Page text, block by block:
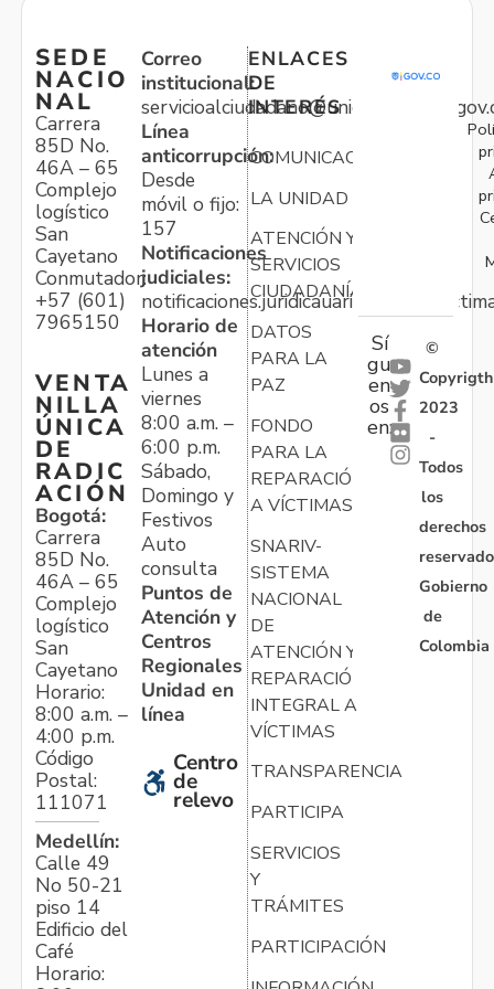
SEDE
NACIO
NAL
Carrera
85D No.
46A – 65
Complejo
logístico
San
Cayetano
Conmutador:
+57 (601)
7965150
VENTA
NILLA
ÚNICA
DE
RADIC
ACIÓN
Bogotá:
Carrera
85D No.
46A – 65
Complejo
logístico
San
Cayetano
Horario:
8:00 a.m. –
4:00 p.m.
Código
Postal:
111071
Medellín:
Calle 49
No 50-21
piso 14
Edificio del
Café
Horario:
Correo
institucional:
Línea
anticorrupción:
Desde
móvil o fijo:
157
Notificaciones
judiciales:
Horario de
atención
Lunes a
viernes
8:00 a.m. –
6:00 p.m.
Sábado,
Domingo y
Festivos
Auto
consulta
Puntos de
Atención y
Centros
Regionales
Unidad en
línea
Centro
de
relevo
ENLACES
DE
INTERÉS
COMUNICACIONES
LA UNIDAD
ATENCIÓN Y
SERVICIOS
CIUDADANÍA
DATOS
PARA LA
PAZ
FONDO
PARA LA
REPARACIÓN
A VÍCTIMAS
SNARIV-
SISTEMA
NACIONAL
DE
ATENCIÓN Y
REPARACIÓN
INTEGRAL A
VÍCTIMAS
TRANSPARENCIA
PARTICIPA
SERVICIOS
Y
TRÁMITES
PARTICIPACIÓN
Sí
gu
en
os
en:
©
Copyrigth
2023
-
Todos
los
derechos
Gobierno
de
Colombia